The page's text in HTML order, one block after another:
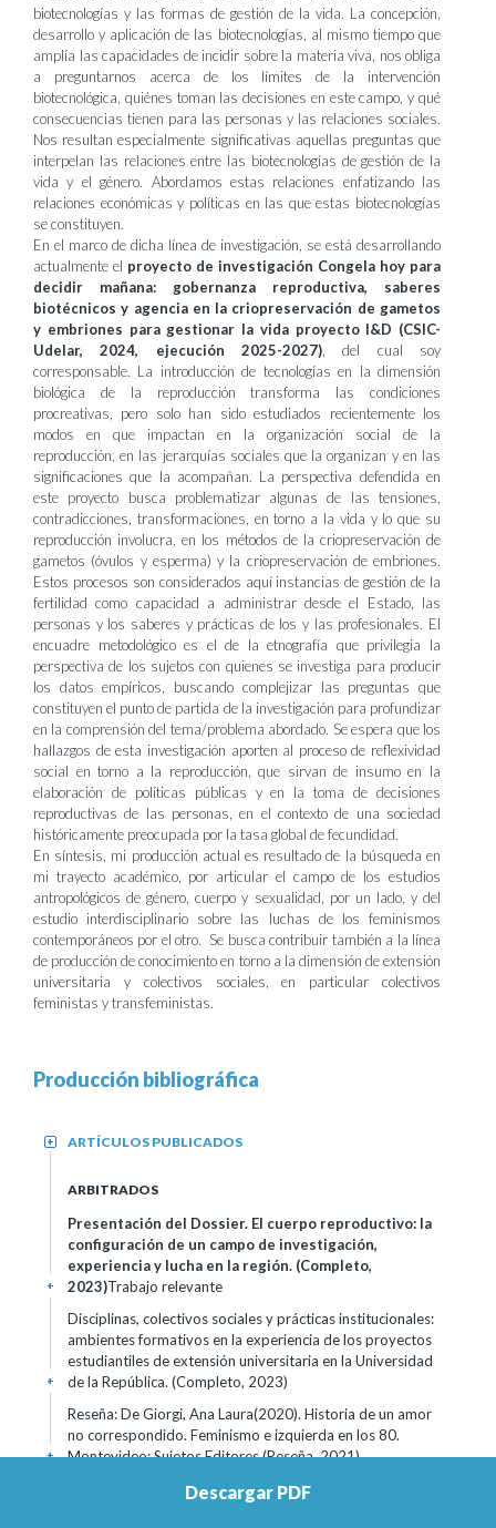
biotecnologías y las formas de gestión de la vida. La concepción,
desarrollo y aplicación de las biotecnologías, al mismo tiempo que
amplía las capacidades de incidir sobre la materia viva, nos obliga
a preguntarnos acerca de los límites de la intervención
biotecnológica, quiénes toman las decisiones en este campo, y qué
consecuencias tienen para las personas y las relaciones sociales.
Nos resultan especialmente significativas aquellas preguntas que
interpelan las relaciones entre las biotecnologías de gestión de la
vida y el género. Abordamos estas relaciones enfatizando las
relaciones económicas y políticas en las que estas biotecnologías
se constituyen.
En el marco de dicha línea de investigación, se está desarrollando
actualmente el proyecto de investigación Congela hoy para
decidir mañana: gobernanza reproductiva, saberes
biotécnicos y agencia en la criopreservación de gametos
y embriones para gestionar la vida proyecto I&D (CSIC-
Udelar, 2024, ejecución 2025-2027) , del cual soy
corresponsable. La introducción de tecnologías en la dimensión
biológica de la reproducción transforma las condiciones
procreativas, pero solo han sido estudiados recientemente los
modos en que impactan en la organización social de la
reproducción, en las jerarquías sociales que la organizan y en las
significaciones que la acompañan. La perspectiva defendida en
este proyecto busca problematizar algunas de las tensiones,
contradicciones, transformaciones, en torno a la vida y lo que su
reproducción involucra, en los métodos de la criopreservación de
gametos (óvulos y esperma) y la criopreservación de embriones.
Estos procesos son considerados aquí instancias de gestión de la
fertilidad como capacidad a administrar desde el Estado, las
personas y los saberes y prácticas de los y las profesionales. El
encuadre metodológico es el de la etnografía que privilegia la
perspectiva de los sujetos con quienes se investiga para producir
los datos empíricos, buscando complejizar las preguntas que
constituyen el punto de partida de la investigación para profundizar
en la comprensión del tema/problema abordado. Se espera que los
hallazgos de esta investigación aporten al proceso de reflexividad
social en torno a la reproducción, que sirvan de insumo en la
elaboración de políticas públicas y en la toma de decisiones
reproductivas de las personas, en el contexto de una sociedad
históricamente preocupada por la tasa global de fecundidad.
En síntesis, mi producción actual es resultado de la búsqueda en
mi trayecto académico, por articular el campo de los estudios
antropológicos de género, cuerpo y sexualidad, por un lado, y del
estudio interdisciplinario sobre las luchas de los feminismos
contemporáneos por el otro. Se busca contribuir también a la línea
de producción de conocimiento en torno a la dimensión de extensión
universitaria y colectivos sociales, en particular colectivos
feministas y transfeministas.
Producción bibliográfica
ARTÍCULOS PUBLICADOS
+
ARBITRADOS
Presentación del Dossier. El cuerpo reproductivo: la
configuración de un campo de investigación,
experiencia y lucha en la región. (Completo,
2023)Trabajo relevante
+
Disciplinas, colectivos sociales y prácticas institucionales:
ambientes formativos en la experiencia de los proyectos
estudiantiles de extensión universitaria en la Universidad
de la República. (Completo, 2023)
+
Reseña: De Giorgi, Ana Laura(2020). Historia de un amor
no correspondido. Feminismo e izquierda en los 80.
Montevideo: Sujetos Editores (Reseña, 2021)
+
ALERTAS FEMINISTAS: LENGUAJES Y ESTÉTICAS DE
Descargar PDF